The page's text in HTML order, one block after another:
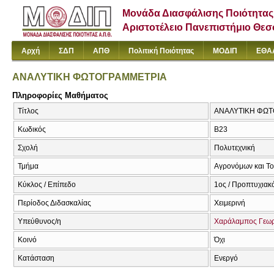
Μονάδα Διασφάλισης Ποιότητας
Αριστοτέλειο Πανεπιστήμιο
Αρχή ΣΔΠ ΑΠΘ Πολιτική Ποιότητας ΜΟΔΙΠ
ΑΝΑΛΥΤΙΚΗ ΦΩΤΟΓΡΑΜΜΕΤΡΙΑ
Πληροφορίες Μαθήματος
Τίτλος ΑΝΑΛΥΤΙΚΗ
Κωδικός Β23
Σχολή Πολυτεχνική
Τμήμα Αγρονόμων και
Κύκλος / Επίπεδο 1ος /
Περίοδος Διδασκαλίας Χειμερινή
Υπεύθυνος/η Χαράλαμπος
Κοινό Όχι
Κατάσταση Ενεργό